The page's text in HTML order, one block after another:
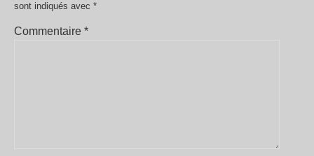
sont indiqués avec *
Commentaire *